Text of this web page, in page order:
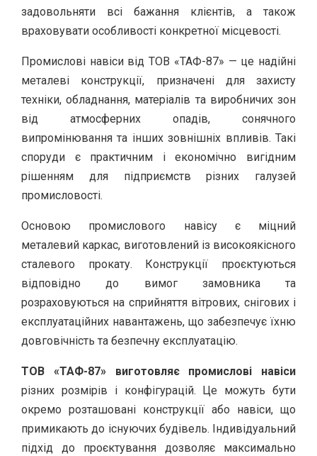
задовольняти всі бажання клієнтів, а також
враховувати особливості конкретної місцевості.
Промислові навіси від ТОВ «ТАФ-87» — це надійні
металеві конструкції, призначені для захисту
техніки, обладнання, матеріалів та виробничих зон
від атмосферних опадів, сонячного
випромінювання та інших зовнішніх впливів. Такі
споруди є практичним і економічно вигідним
рішенням для підприємств різних галузей
промисловості.
Основою промислового навісу є міцний
металевий каркас, виготовлений із високоякісного
сталевого прокату. Конструкції проєктуються
відповідно до вимог замовника та
розраховуються на сприйняття вітрових, снігових і
експлуатаційних навантажень, що забезпечує їхню
довговічність та безпечну експлуатацію.
ТОВ «ТАФ-87» виготовляє промислові навіси
різних розмірів і конфігурацій. Це можуть бути
окремо розташовані конструкції або навіси, що
примикають до існуючих будівель. Індивідуальний
підхід до проєктування дозволяє максимально